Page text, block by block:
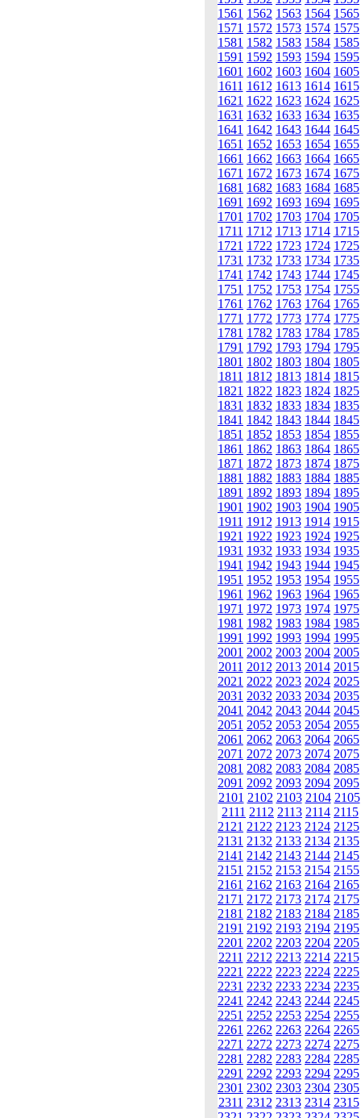
1561 1562 1563 1564 1565
1571 1572 1573 1574 1575
1581 1582 1583 1584 1585
1591 1592 1593 1594 1595
1601 1602 1603 1604 1605
1611 1612 1613 1614 1615
1621 1622 1623 1624 1625
1631 1632 1633 1634 1635
1641 1642 1643 1644 1645
1651 1652 1653 1654 1655
1661 1662 1663 1664 1665
1671 1672 1673 1674 1675
1681 1682 1683 1684 1685
1691 1692 1693 1694 1695
1701 1702 1703 1704 1705
1711 1712 1713 1714 1715
1721 1722 1723 1724 1725
1731 1732 1733 1734 1735
1741 1742 1743 1744 1745
1751 1752 1753 1754 1755
1761 1762 1763 1764 1765
1771 1772 1773 1774 1775
1781 1782 1783 1784 1785
1791 1792 1793 1794 1795
1801 1802 1803 1804 1805
1811 1812 1813 1814 1815
1821 1822 1823 1824 1825
1831 1832 1833 1834 1835
1841 1842 1843 1844 1845
1851 1852 1853 1854 1855
1861 1862 1863 1864 1865
1871 1872 1873 1874 1875
1881 1882 1883 1884 1885
1891 1892 1893 1894 1895
1901 1902 1903 1904 1905
1911 1912 1913 1914 1915
1921 1922 1923 1924 1925
1931 1932 1933 1934 1935
1941 1942 1943 1944 1945
1951 1952 1953 1954 1955
1961 1962 1963 1964 1965
1971 1972 1973 1974 1975
1981 1982 1983 1984 1985
1991 1992 1993 1994 1995
2001 2002 2003 2004 2005
2011 2012 2013 2014 2015
2021 2022 2023 2024 2025
2031 2032 2033 2034 2035
2041 2042 2043 2044 2045
2051 2052 2053 2054 2055
2061 2062 2063 2064 2065
2071 2072 2073 2074 2075
2081 2082 2083 2084 2085
2091 2092 2093 2094 2095
2101 2102 2103 2104 2105
2111 2112 2113 2114 2115
2121 2122 2123 2124 2125
2131 2132 2133 2134 2135
2141 2142 2143 2144 2145
2151 2152 2153 2154 2155
2161 2162 2163 2164 2165
2171 2172 2173 2174 2175
2181 2182 2183 2184 2185
2191 2192 2193 2194 2195
2201 2202 2203 2204 2205
2211 2212 2213 2214 2215
2221 2222 2223 2224 2225
2231 2232 2233 2234 2235
2241 2242 2243 2244 2245
2251 2252 2253 2254 2255
2261 2262 2263 2264 2265
2271 2272 2273 2274 2275
2281 2282 2283 2284 2285
2291 2292 2293 2294 2295
2301 2302 2303 2304 2305
2311 2312 2313 2314 2315